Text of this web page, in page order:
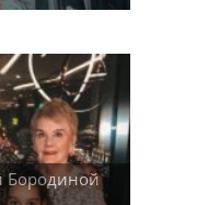
Бородиной